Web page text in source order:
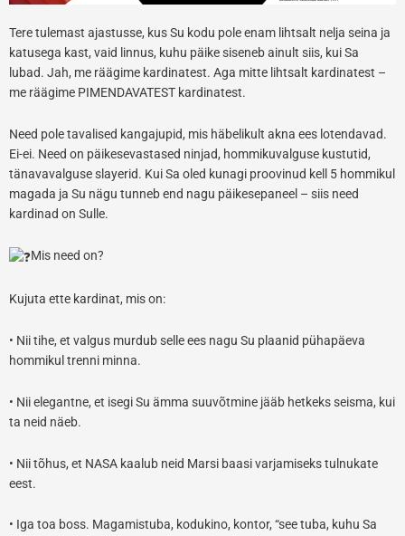
Tere tulemast ajastusse, kus Su kodu pole enam lihtsalt nelja seina ja
katusega kast, vaid linnus, kuhu päike siseneb ainult siis, kui Sa
lubad. Jah, me räägime kardinatest. Aga mitte lihtsalt kardinatest –
me räägime PIMENDAVATEST kardinatest.
Need pole tavalised kangajupid, mis häbelikult akna ees lotendavad.
Ei-ei. Need on päikesevastased ninjad, hommikuvalguse kustutid,
tänavavalguse slayerid. Kui Sa oled kunagi proovinud kell 5 hommikul
magada ja Su nägu tunneb end nagu päikesepaneel – siis need
kardinad on Sulle.
Mis need on?
Kujuta ette kardinat, mis on:
• Nii tihe, et valgus murdub selle ees nagu Su plaanid pühapäeva
hommikul trenni minna.
• Nii elegantne, et isegi Su ämma suuvõtmine jääb hetkeks seisma, kui
ta neid näeb.
• Nii tõhus, et NASA kaalub neid Marsi baasi varjamiseks tulnukate
eest.
• Iga toa boss. Magamistuba, kodukino, kontor, “see tuba, kuhu Sa